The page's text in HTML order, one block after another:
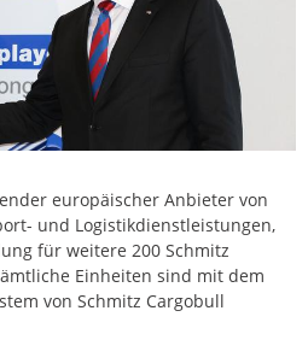
europäischer Anbieter von
und Logistikdienstleistungen,
für weitere 200 Schmitz
Einheiten sind mit dem
von Schmitz Cargobull